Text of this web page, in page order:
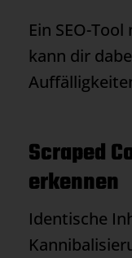
Ein SEO-
kann dir
Scraped
erkennen
Identische